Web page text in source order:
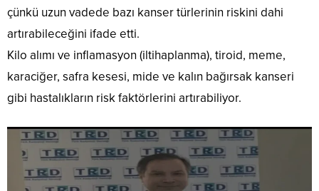
çünkü uzun vadede bazı kanser türlerinin riskini dahi
artırabileceğini ifade etti.
Kilo alımı ve inflamasyon (iltihaplanma), tiroid, meme,
karaciğer, safra kesesi, mide ve kalın bağırsak kanseri
gibi hastalıkların risk faktörlerini artırabiliyor.